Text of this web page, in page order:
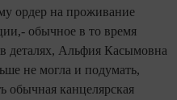
ордер на проживание
обычное в то время
деталях, Альфия Касымовна
не могла и подумать,
обычная канцелярская